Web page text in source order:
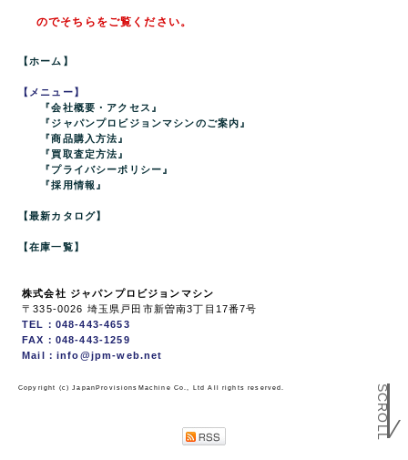
のでそちらをご覧ください。
SCROLL
【ホーム】
【メニュー】
『会社概要・アクセス』
『ジャパンプロビジョンマシンのご案内』
『商品購入方法』
『買取査定方法』
『プライバシーポリシー』
『採用情報』
【最新カタログ】
【在庫一覧】
株式会社 ジャパンプロビジョンマシン
〒335-0026 埼玉県戸田市新曽南3丁目17番7号
TEL：048-443-4653
FAX：048-443-1259
Mail：info@jpm-web.net
Copyright (c) JapanProvisionsMachine Co., Ltd All rights reserved.